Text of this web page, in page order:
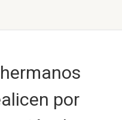
por